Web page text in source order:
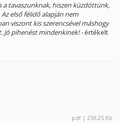
a tavaszunknak, hiszen küzdöttünk,
első félidő alapján nem
viszont kis szerencsével máshogy
Jó pihenést mindenkinek! -értékelt
pdf | 259,25 Kb